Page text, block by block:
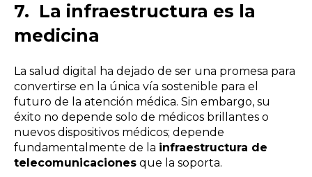
7. La infraestructura es la
medicina
La salud digital ha dejado de ser una promesa para
convertirse en la única vía sostenible para el
futuro de la atención médica. Sin embargo, su
éxito no depende solo de médicos brillantes o
nuevos dispositivos médicos; depende
fundamentalmente de la infraestructura de
telecomunicaciones que la soporta.